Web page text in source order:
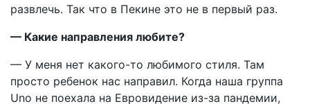
развлечь. Так что в Пекине это не в первый раз.
— Какие направления любите?
— У меня нет какого-то любимого стиля. Там
просто ребенок нас направил. Когда наша группа
Uno не поехала на Евровидение из-за пандемии,